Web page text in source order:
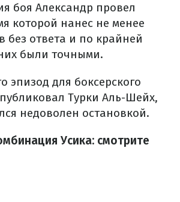
боя Александр провел
которой нанес не менее
без ответа и по крайней
были точными.
эпизод для боксерского
Турки Аль-Шейх,
недоволен остановкой.
Усика: смотрите